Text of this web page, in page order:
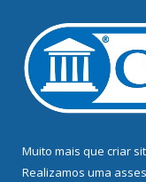
Muito mais que criar
Realizamos uma